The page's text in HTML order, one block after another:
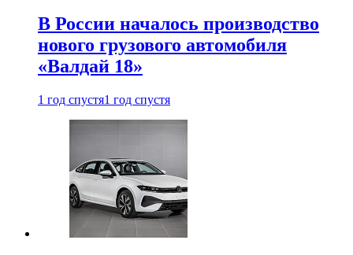
В России началось производство
нового грузового автомобиля
«Валдай 18»
1 год спустя1 год спустя